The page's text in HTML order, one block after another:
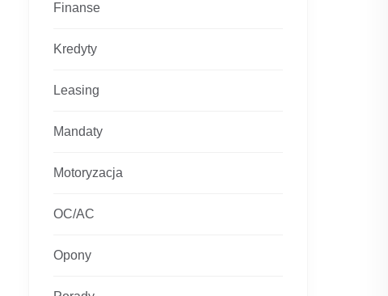
Finanse
Kredyty
Leasing
Mandaty
Motoryzacja
OC/AC
Opony